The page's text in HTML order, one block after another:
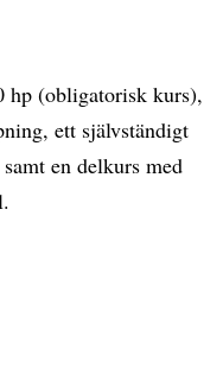
hp (obligatorisk kurs),
ett självständigt
en delkurs med